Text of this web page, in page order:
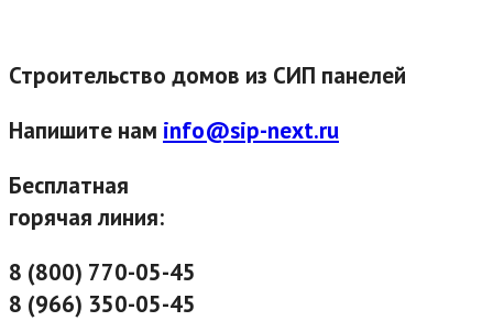
Строительство домов из СИП панелей
Напишите нам info@sip-next.ru
Бесплатная
горячая линия:
8 (800) 770-05-45
8 (966) 350-05-45